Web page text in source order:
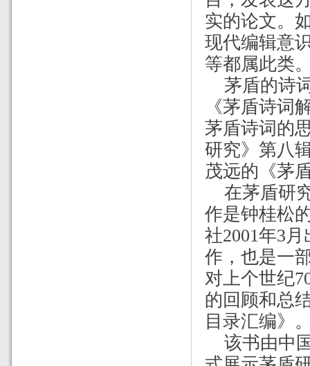
实的论文。
现代编辑意
等都属此类
茅盾的诗
《茅盾诗词
茅盾诗词的
研究》第八
茂远的《茅
在茅盾研
作是钟桂松
社2001年3
作，也是一
对上个世纪
的回顾和总
目录汇编》
该书由中